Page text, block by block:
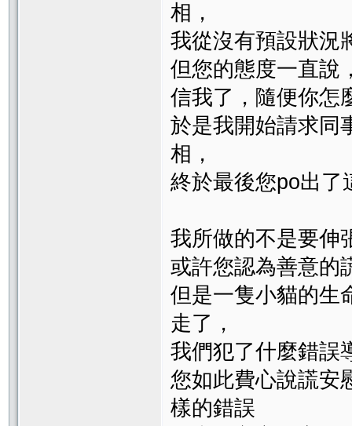
相，
我從沒有預設狀況
但您的態度一直說
信我了，隨便你怎
於是我開始請求同
相，
終於最後您po出
我所做的不是要伸
或許您認為善意的
但是一隻小貓的生
走了，
我們犯了什麼錯誤
您如此費心說謊安
樣的錯誤